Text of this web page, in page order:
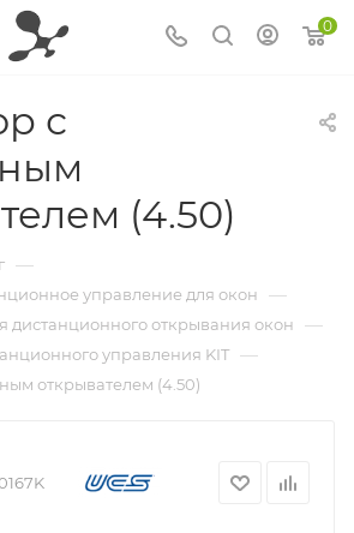
0
с
(4.50)
—
управление для окон —
дистанционного открывания окон —
управления KIT —
открывателем (4.50)